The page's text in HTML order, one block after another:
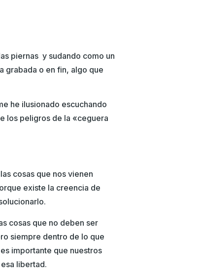
piernas y sudando como un
grabada o en fin, algo que
he ilusionado escuchando
los peligros de la «ceguera
cosas que nos vienen
existe la creencia de
cosas que no deben ser
siempre dentro de lo que
importante que nuestros
libertad.